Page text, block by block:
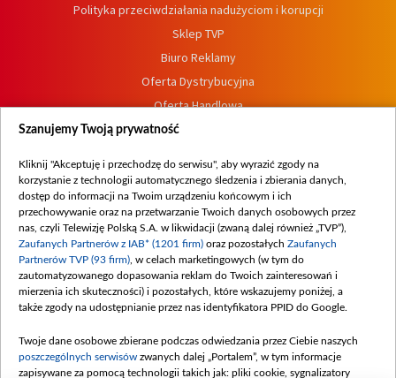
Polityka przeciwdziałania nadużyciom i korupcji
Sklep TVP
Biuro Reklamy
Oferta Dystrybucyjna
Oferta Handlowa
Dostępność
Procedura zgłoszeń wewnętrznych
Szanujemy Twoją prywatność
Kliknij "Akceptuję i przechodzę do serwisu", aby wyrazić zgody na
korzystanie z technologii automatycznego śledzenia i zbierania danych,
dostęp do informacji na Twoim urządzeniu końcowym i ich
przechowywanie oraz na przetwarzanie Twoich danych osobowych przez
nas, czyli Telewizję Polską S.A. w likwidacji (zwaną dalej również „TVP”),
Zaufanych Partnerów z IAB* (1201 firm) oraz pozostałych Zaufanych
Partnerów TVP (93 firm) , w celach marketingowych (w tym do
zautomatyzowanego dopasowania reklam do Twoich zainteresowań i
mierzenia ich skuteczności) i pozostałych, które wskazujemy poniżej, a
także zgody na udostępnianie przez nas identyfikatora PPID do Google.
Twoje dane osobowe zbierane podczas odwiedzania przez Ciebie naszych
poszczególnych serwisów zwanych dalej „Portalem”, w tym informacje
zapisywane za pomocą technologii takich jak: pliki cookie, sygnalizatory